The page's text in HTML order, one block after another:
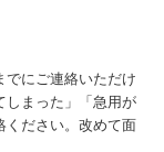
でにご連絡いただけ
しまった」「急用が
ください。改めて面